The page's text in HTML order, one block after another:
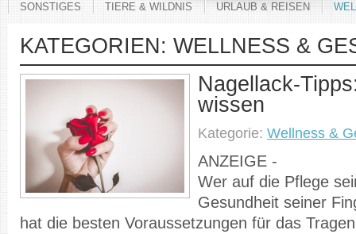
SONSTIGES TIERE & WILDNIS URLAUB & REISEN
KATEGORIEN: WELLNESS &
Nagellack-
wissen
Kategorie: Wellness &
ANZEIGE -
Wer auf die Pflege
Gesundheit seiner
hat die besten Voraussetzungen für das